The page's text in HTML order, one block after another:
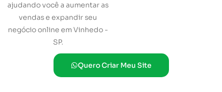
ajudando você a aumentar as
vendas e expandir seu
negócio online em Vinhedo -
SP.
Quero Criar Meu Site